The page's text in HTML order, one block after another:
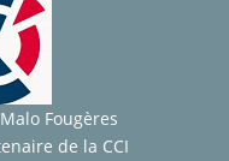
Fougères
de la CCI